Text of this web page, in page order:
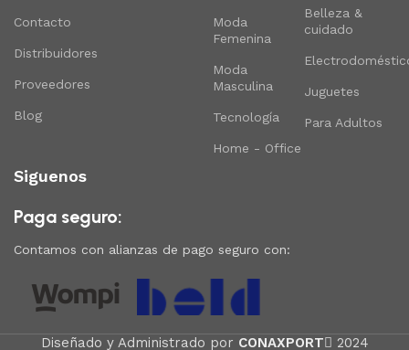
Contacto
Distribuidores
Proveedores
Blog
Moda
Femenina
Moda
Masculina
Tecnología
Home - Office
Belleza &
cuidado
Juguetes
Para Adultos
Siguenos
Paga seguro:
Contamos con alianzas de pago seguro con:
Diseñado y Administrado por CONAXPORT 2024